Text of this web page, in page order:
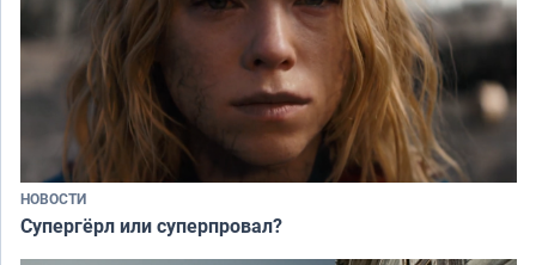
НОВОСТИ
Супергёрл или суперпровал?